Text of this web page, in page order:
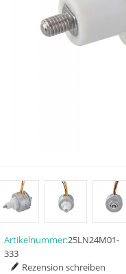
Artikelnummer:25LN24M01-
333
Rezension schreiben